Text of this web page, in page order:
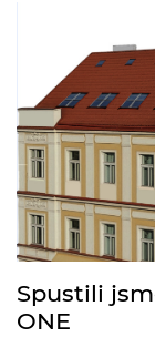
Spustili
ONE